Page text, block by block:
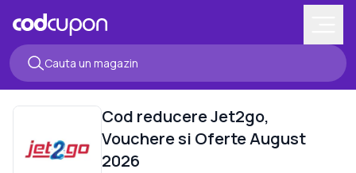
Cod reducereJet2go,
Vouchere si OferteAugust
2026